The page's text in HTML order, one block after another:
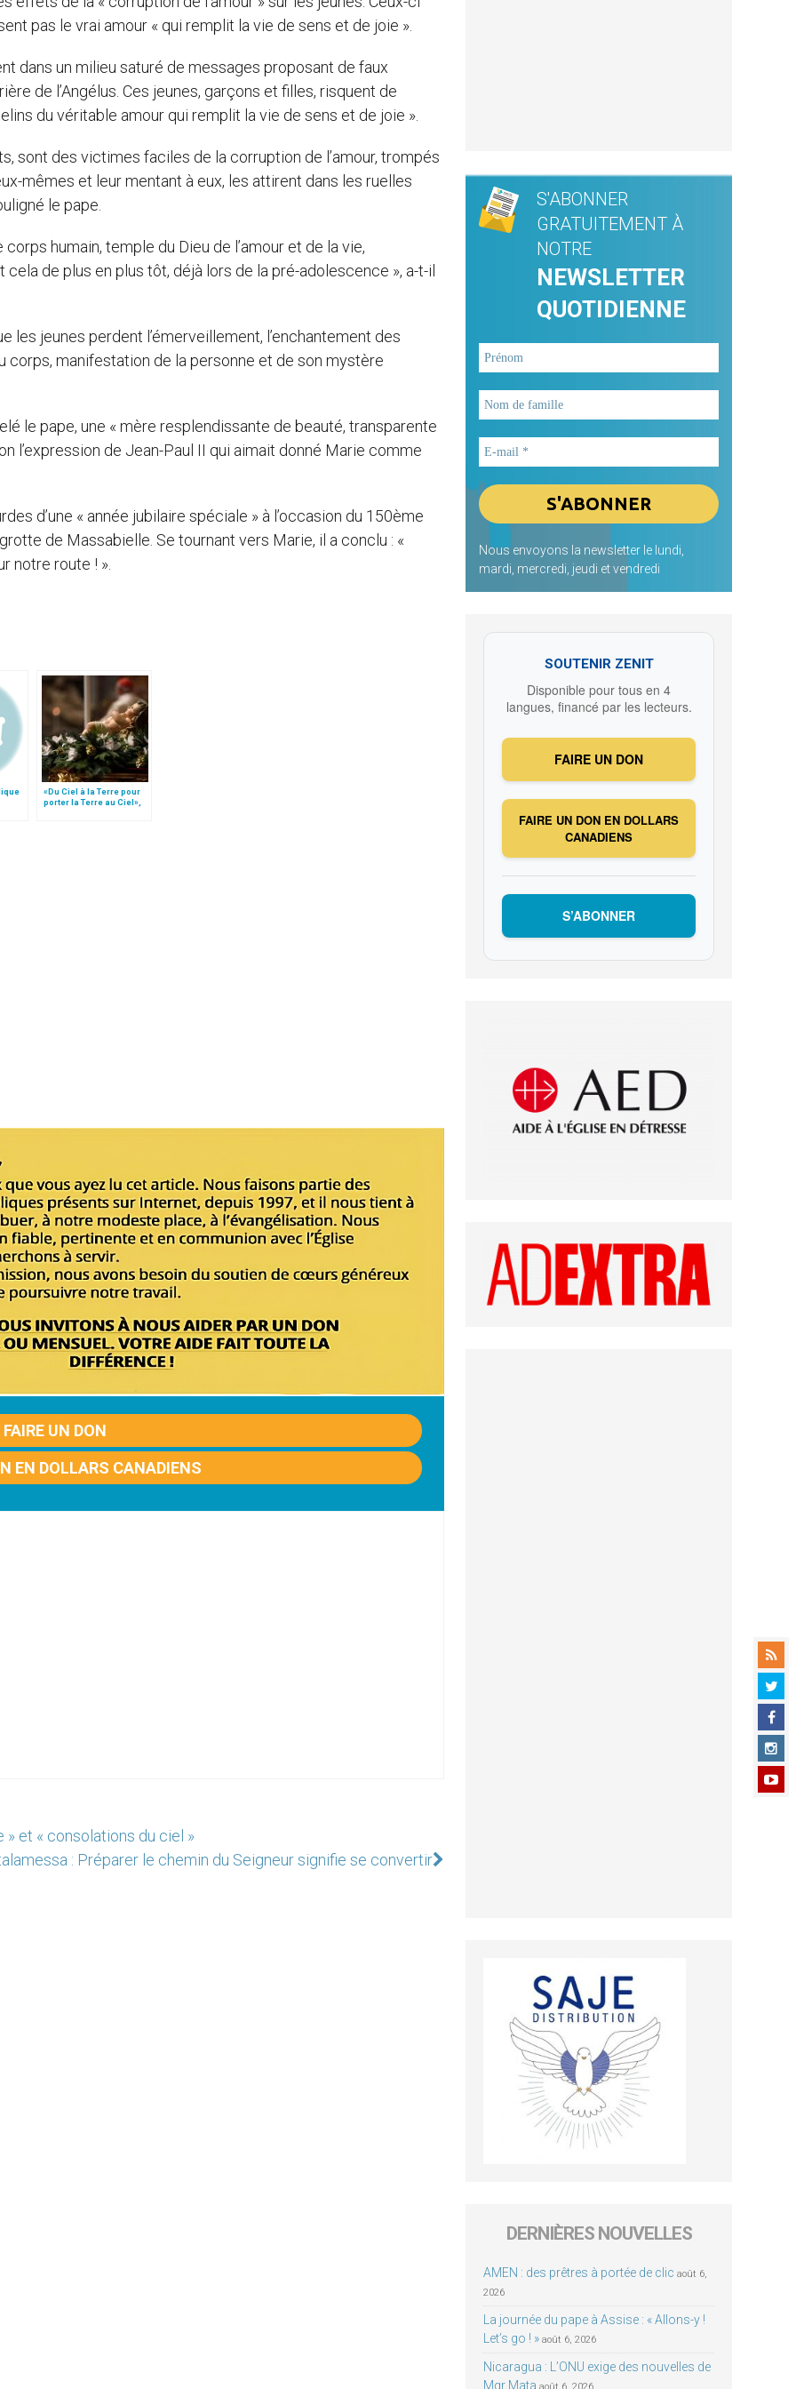
pas le vrai amour « qui remplit la vie de sens et de joie ».
dans un milieu saturé de messages proposant de faux
de l’Angélus. Ces jeunes, garçons et filles, risquent de
du véritable amour qui remplit la vie de sens et de joie ».
sont des victimes faciles de la corruption de l’amour, trompés
mêmes et leur mentant à eux, les attirent dans les ruelles
le pape.
humain, temple du Dieu de l’amour et de la vie,
de plus en plus tôt, déjà lors de la pré-adolescence », a-t-il
jeunes perdent l’émerveillement, l’enchantement des
corps, manifestation de la personne et de son mystère
le pape, une « mère resplendissante de beauté, transparente
l’expression de Jean-Paul II qui aimait donné Marie comme
d’une « année jubilaire spéciale » à l’occasion du 150ème
de Massabielle. Se tournant vers Marie, il a conclu : «
notre route ! ».
«Du Ciel à la Terre pour
porter la Terre au Ciel»,
FAIRE UN DON
EN DOLLARS CANADIENS
» et « consolations du ciel »
: Préparer le chemin du Seigneur signifie se convertir
S'ABONNER
GRATUITEMENT À
NOTRE
NEWSLETTER
QUOTIDIENNE
Nous envoyons la newsletter le lundi,
mardi, mercredi, jeudi et vendredi
SOUTENIR ZENIT
Disponible pour tous en 4
langues, financé par les lecteurs.
FAIRE UN DON
FAIRE UN DON EN DOLLARS
CANADIENS
S’ABONNER
DERNIÈRES NOUVELLES
AMEN : des prêtres à portée de clic août 6,
2026
La journée du pape à Assise : « Allons-y !
Let’s go ! » août 6, 2026
Nicaragua : L’ONU exige des nouvelles de
Mgr Mata